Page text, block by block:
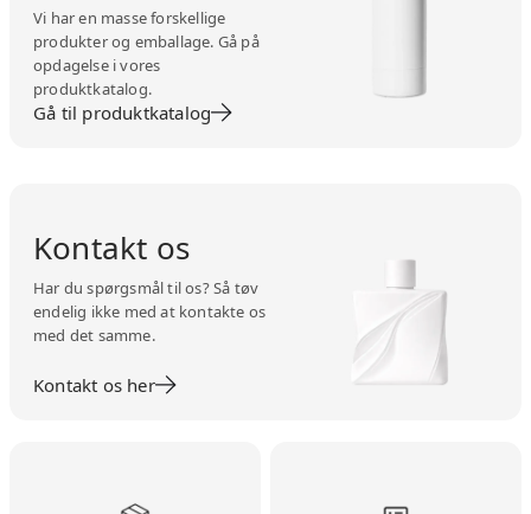
Vi har en masse forskellige
produkter og emballage. Gå på
opdagelse i vores
produktkatalog.
Gå til produktkatalog
Kontakt os
Har du spørgsmål til os? Så tøv
endelig ikke med at kontakte os
med det samme.
Kontakt os her